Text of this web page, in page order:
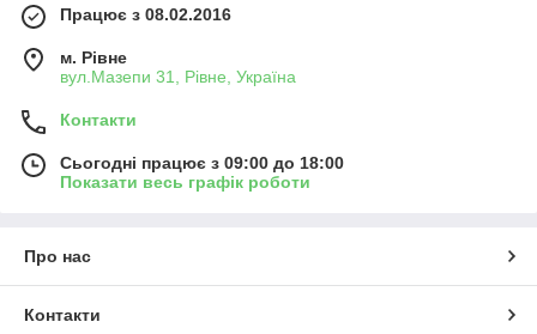
Працює з 08.02.2016
м. Рівне
вул.Мазепи 31, Рівне, Україна
Контакти
Сьогодні працює з 09:00 до 18:00
Показати весь графік роботи
Про нас
Контакти